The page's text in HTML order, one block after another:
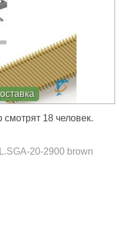
смотрят 18 человек.
20-2900 brown